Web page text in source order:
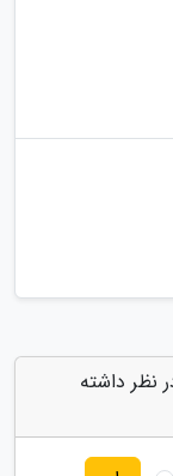
نظر داشته